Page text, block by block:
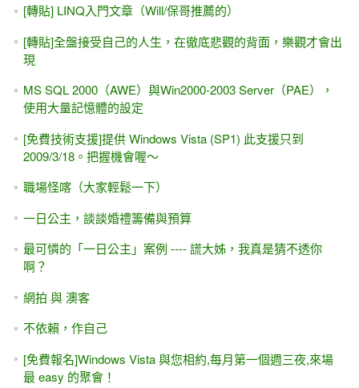
[轉貼] LINQ入門文章（Will/保哥推薦的）
[轉貼]全盤接受自己的人生，在徹底悲觀的背面，樂觀才會出
現
MS SQL 2000（AWE）與Win2000-2003 Server（PAE），
使用大量記憶體的設定
[免費技術支援]提供 Windows Vista (SP1) 此支援只到
2009/3/18。把握機會喔～
職場怪喀（大家輕鬆一下）
一日公主，談談婚禮籌備與預算
最可憐的「一日公主」案例 ---- 謊大姊，我真是猜不透你
啊？
網拍 與 澳客
不依賴，作自己
[免費報名]Windows Vista 與您相約,每月第一個週三夜,來場
最 easy 的聚會！